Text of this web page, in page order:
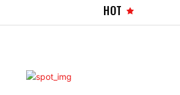
HOT